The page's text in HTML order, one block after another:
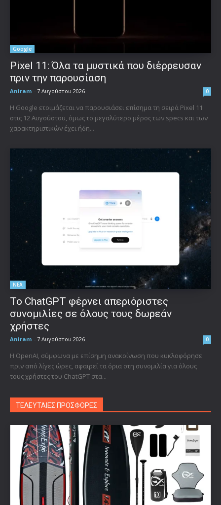
Google
Pixel 11: Όλα τα μυστικά που διέρρευσαν
πριν την παρουσίαση
Aniram - 7 Αυγούστου 2026 0
Η Google ετοιμάζεται να παρουσιάσει επίσημα τη σειρά Pixel 11
στις 12 Αυγούστου, όμως το μεγαλύτερο μέρος των specs και των
χαρακτηριστικών έχει ήδη...
ΝΕΑ
Το ChatGPT φέρνει απεριόριστες
συνομιλίες σε όλους τους δωρεάν
χρήστες
Aniram - 7 Αυγούστου 2026 0
Η OpenAI, σύμφωνα με επίσημη ανακοίνωση που κυκλοφόρησε
πριν από λίγες ώρες, αφαιρεί τα όρια στη συνομιλία για όλους
τους χρήστες του ChatGPT στα...
ΤΕΛΕΥΤΑΙΕΣ ΠΡΟΣΦΟΡΕΣ